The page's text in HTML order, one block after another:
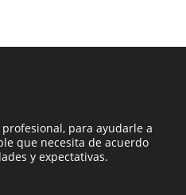
para ayudarle a
que necesita de acuerdo
y expectativas.